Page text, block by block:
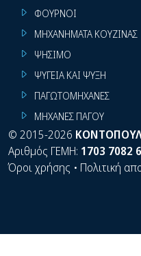
ΦΟΥΡΝΟΙ
ΜΗΧΑΝΗΜΑΤΑ ΚΟΥΖΙΝΑΣ
ΨΗΣΙΜΟ
ΨΥΓΕΙΑ ΚΑΙ ΨΥΞΗ
ΠΑΓΩΤΟΜΗΧΑΝΕΣ
ΜΗΧΑΝΕΣ ΠΑΓΟΥ
© 2015-2026
Αριθμός ΓΕΜΗ: 1703 7082
Όροι χρήσης • Πολιτική